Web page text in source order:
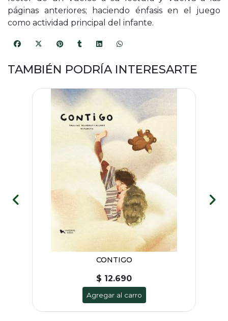
páginas anteriores; haciendo énfasis en el juego
como actividad principal del infante.
TAMBIÉN PODRÍA INTERESARTE
CONTIGO
$ 12.690
Agregar al carro